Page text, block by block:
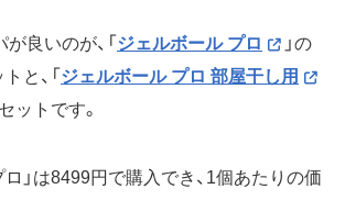
良いのが、「 ジェルボール プロ
」の
と、「 ジェルボール プロ 部屋干し用
ットです。
ロ」は8499円で購入でき、1個あたりの価